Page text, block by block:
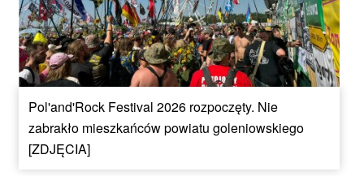
Pol'and'Rock Festival 2026 rozpoczęty. Nie
zabrakło mieszkańców powiatu goleniowskiego
[ZDJĘCIA]